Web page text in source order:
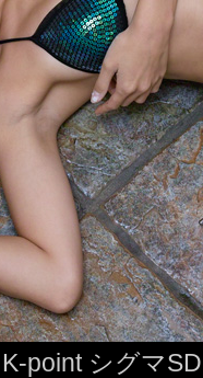
K-pointシグマ